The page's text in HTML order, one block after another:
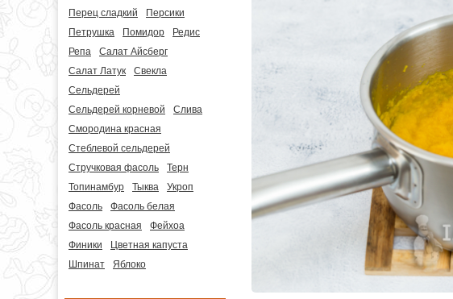
Перец сладкий
Персики
Петрушка
Помидор
Редис
Репа
Салат Айсберг
Салат Латук
Свекла
Сельдерей
Сельдерей корневой
Слива
Смородина красная
Стеблевой сельдерей
Стручковая фасоль
Терн
Топинамбур
Тыква
Укроп
Фасоль
Фасоль белая
Фасоль красная
Фейхоа
Финики
Цветная капуста
Шпинат
Яблоко